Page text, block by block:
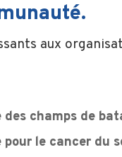
aux
champs de
le cancer du